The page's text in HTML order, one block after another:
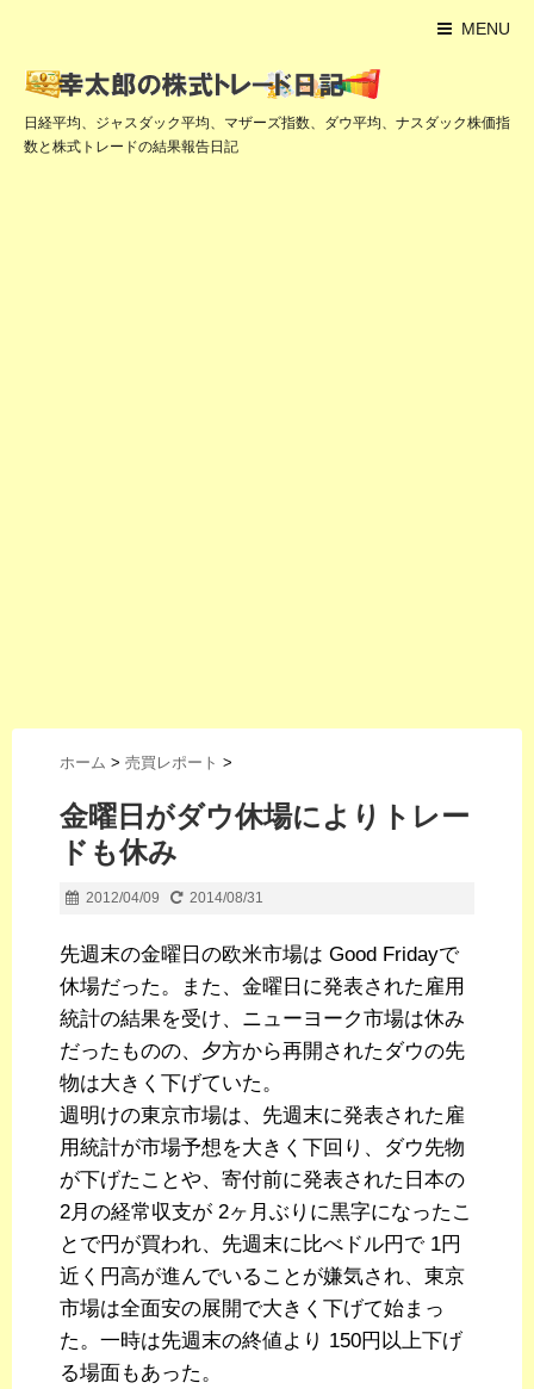
MENU
日経平均、ジャスダック平均、マザーズ指数、ダウ平均、ナスダック株価指
数と株式トレードの結果報告日記
ホーム > 売買レポート >
金曜日がダウ休場によりトレー
ドも休み
2012/04/09 2014/08/31
先週末の金曜日の欧米市場は Good Fridayで
休場だった。また、金曜日に発表された雇用
統計の結果を受け、ニューヨーク市場は休み
だったものの、夕方から再開されたダウの先
物は大きく下げていた。
週明けの東京市場は、先週末に発表された雇
用統計が市場予想を大きく下回り、ダウ先物
が下げたことや、寄付前に発表された日本の
2月の経常収支が 2ヶ月ぶりに黒字になったこ
とで円が買われ、先週末に比べドル円で 1円
近く円高が進んでいることが嫌気され、東京
市場は全面安の展開で大きく下げて始まっ
た。一時は先週末の終値より 150円以上下げ
る場面もあった。